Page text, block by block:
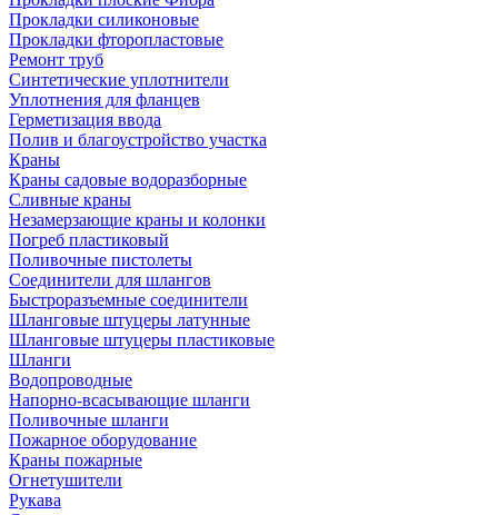
Прокладки силиконовые
Прокладки фторопластовые
Ремонт труб
Синтетические уплотнители
Уплотнения для фланцев
Герметизация ввода
Полив и благоустройство участка
Краны
Краны садовые водоразборные
Сливные краны
Незамерзающие краны и колонки
Погреб пластиковый
Поливочные пистолеты
Соединители для шлангов
Быстроразъемные соединители
Шланговые штуцеры латунные
Шланговые штуцеры пластиковые
Шланги
Водопроводные
Напорно-всасывающие шланги
Поливочные шланги
Пожарное оборудование
Краны пожарные
Огнетушители
Рукава